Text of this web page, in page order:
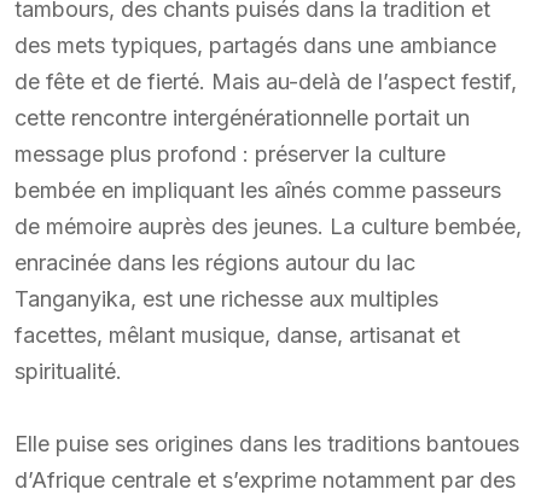
tambours, des chants puisés dans la tradition et
des mets typiques, partagés dans une ambiance
de fête et de fierté. Mais au-delà de l’aspect festif,
cette rencontre intergénérationnelle portait un
message plus profond : préserver la culture
bembée en impliquant les aînés comme passeurs
de mémoire auprès des jeunes. La culture bembée,
enracinée dans les régions autour du lac
Tanganyika, est une richesse aux multiples
facettes, mêlant musique, danse, artisanat et
spiritualité.
Elle puise ses origines dans les traditions bantoues
d’Afrique centrale et s’exprime notamment par des